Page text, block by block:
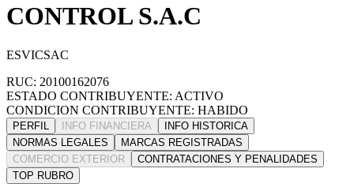
CONTROL S.A.C
ESVICSAC
RUC: 20100162076
ESTADO CONTRIBUYENTE: ACTIVO
CONDICION CONTRIBUYENTE: HABIDO
PERFIL INFO FINANCIERA
INFO HISTORICA
NORMAS LEGALES
MARCAS REGISTRADAS
COMERCIO EXTERIOR
CONTRATACIONES Y PENALIDADES
TOP RUBRO